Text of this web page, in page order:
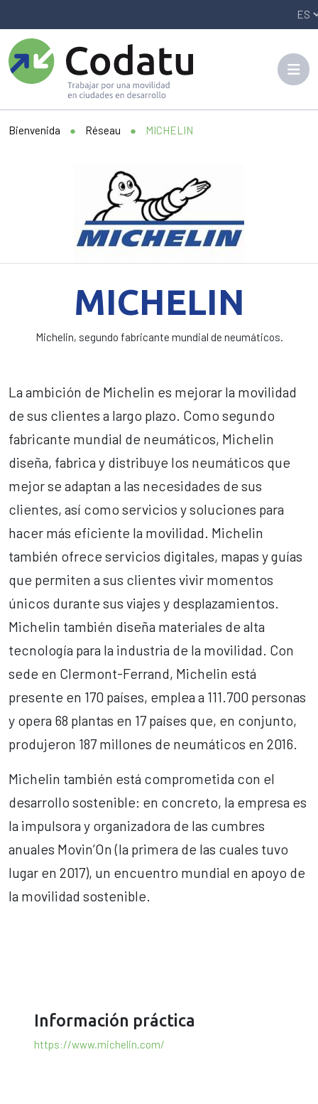
Bienvenida ● Réseau ● MICHELIN
MICHELIN
Michelin, segundo fabricante mundial de neumáticos.
La ambición de Michelin es mejorar la movilidad
de sus clientes a largo plazo. Como segundo
fabricante mundial de neumáticos, Michelin
diseña, fabrica y distribuye los neumáticos que
mejor se adaptan a las necesidades de sus
clientes, así como servicios y soluciones para
hacer más eficiente la movilidad. Michelin
también ofrece servicios digitales, mapas y guías
que permiten a sus clientes vivir momentos
únicos durante sus viajes y desplazamientos.
Michelin también diseña materiales de alta
tecnología para la industria de la movilidad. Con
sede en Clermont-Ferrand, Michelin está
presente en 170 países, emplea a 111.700 personas
y opera 68 plantas en 17 países que, en conjunto,
produjeron 187 millones de neumáticos en 2016.
Michelin también está comprometida con el
desarrollo sostenible: en concreto, la empresa es
la impulsora y organizadora de las cumbres
anuales Movin’On (la primera de las cuales tuvo
lugar en 2017), un encuentro mundial en apoyo de
la movilidad sostenible.
Información práctica
https://www.michelin.com/